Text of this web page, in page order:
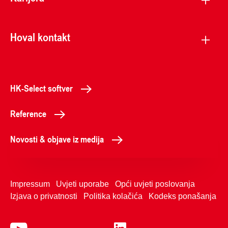
Hoval kontakt
HK-Select softver
Reference
Novosti & objave iz medija
Impressum Uvjeti uporabe
Opći uvjeti poslovanja
Izjava o privatnosti
Politika kolačića Kodeks ponašanja